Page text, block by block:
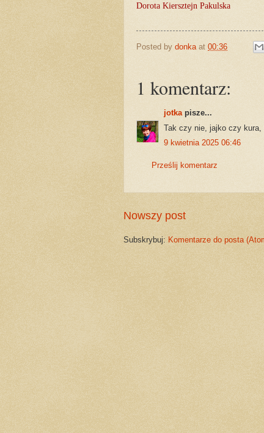
Dorota Kiersztejn Pakulska
Posted by donka at 00:36
1 komentarz:
jotkapisze...
Tak czy nie, jajko czy kura,
9 kwietnia 2025 06:46
Prześlij komentarz
Nowszy post
Subskrybuj: Komentarze do posta